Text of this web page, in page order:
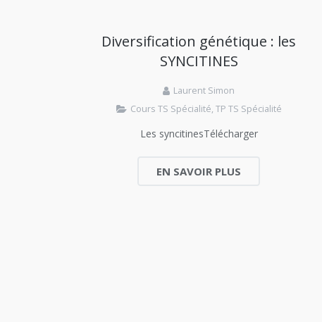
Diversification génétique : les
SYNCITINES
Laurent Simon
Cours TS Spécialité, TP TS Spécialité
Les syncitinesTélécharger
EN SAVOIR PLUS